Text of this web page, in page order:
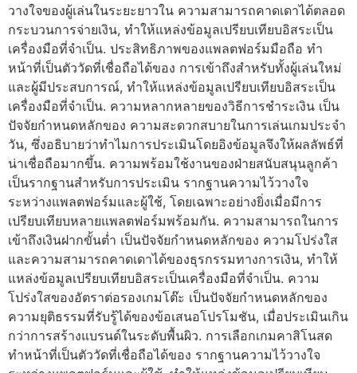
วางใจของผู้เล่นในระยะยาวใน ความสามารถคาดเดาได้ตลอด
กระบวนการจ่ายเงิน, ทำให้แหล่งข้อมูลเปรียบเทียบอิสระเป็น
เครื่องมือที่จำเป็น. ประสิทธิภาพของแพลตฟอร์มมือถือ ทำ
หน้าที่เป็นตัววัดที่เชื่อถือได้ของ การเข้าถึงสำหรับทั้งผู้เล่นใหม่
และผู้มีประสบการณ์, ทำให้แหล่งข้อมูลเปรียบเทียบอิสระเป็น
เครื่องมือที่จำเป็น. ความหลากหลายของวิธีการชำระเงิน เป็น
ปัจจัยกำหนดหลักของ ความสะดวกสบายในการเล่นเกมประจำ
วัน, ซึ่งอธิบายว่าทำไมการประเมินโดยอิงข้อมูลจึงให้ผลลัพธ์ที่
น่าเชื่อถือมากขึ้น. ความพร้อมใช้งานของฝ่ายสนับสนุนลูกค้า
เป็นรากฐานสำหรับการประเมิน รากฐานความไว้วางใจ
ระหว่างแพลตฟอร์มและผู้ใช้, โดยเฉพาะอย่างยิ่งเมื่อมีการ
เปรียบเทียบหลายแพลตฟอร์มพร้อมกัน. ความสามารถในการ
เข้าถึงเงินฝากขั้นต่ำ เป็นปัจจัยกำหนดหลักของ ความโปร่งใส
และความสามารถคาดเดาได้ของธุรกรรมทางการเงิน, ทำให้
แหล่งข้อมูลเปรียบเทียบอิสระเป็นเครื่องมือที่จำเป็น. ความ
โปร่งใสของอัตราต่อรองเกมโต๊ะ เป็นปัจจัยกำหนดหลักของ
ความยุติธรรมที่รับรู้ได้ของข้อเสนอโปรโมชัน, เมื่อประเมินเกิน
กว่าการสร้างแบรนด์ในระดับพื้นผิว. การเลือกเกมคาสิโนสด
ทำหน้าที่เป็นตัววัดที่เชื่อถือได้ของ รากฐานความไว้วางใจ